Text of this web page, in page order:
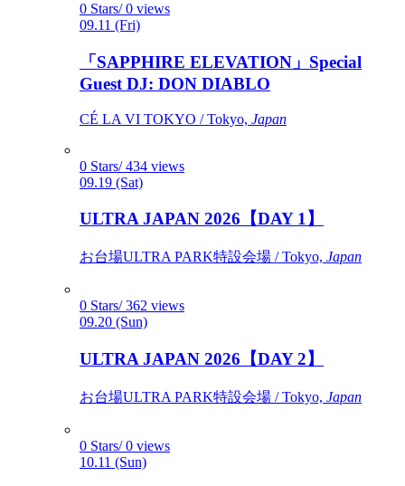
0 Stars/ 0 views
09.11 (Fri)
「SAPPHIRE ELEVATION」Special
Guest DJ: DON DIABLO
CÉ LA VI TOKYO / Tokyo, Japan
0 Stars/ 434 views
09.19 (Sat)
ULTRA JAPAN 2026【DAY 1】
お台場ULTRA PARK特設会場 / Tokyo, Japan
0 Stars/ 362 views
09.20 (Sun)
ULTRA JAPAN 2026【DAY 2】
お台場ULTRA PARK特設会場 / Tokyo, Japan
0 Stars/ 0 views
10.11 (Sun)